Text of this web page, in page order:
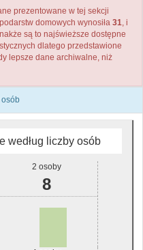
prezentowane w tej sekcji
domowych wynosiła 31, i
są to najświeższe dostępne
dlatego przedstawione
lepsze dane archiwalne, niż
osób
według liczby osób
2 osoby
8